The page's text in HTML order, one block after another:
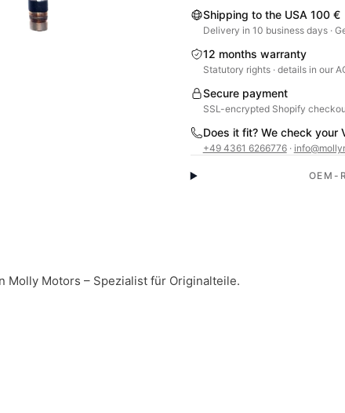
Shipping to the USA 100 €
Delivery in 10 business days ·
12 months warranty
Statutory rights · details in our
Secure payment
SSL-encrypted Shopify
Does it fit? We check your
+49 4361 6266776·
OEM-
Molly Motors – Spezialist für Originalteile.